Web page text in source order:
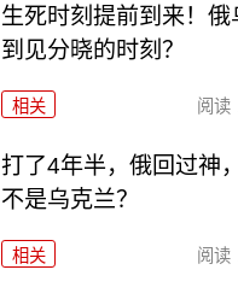
生死时刻提前到来！俄
到见分晓的时刻？
相关 阅读
打了4年半，俄回过神
不是乌克兰？
相关 阅读